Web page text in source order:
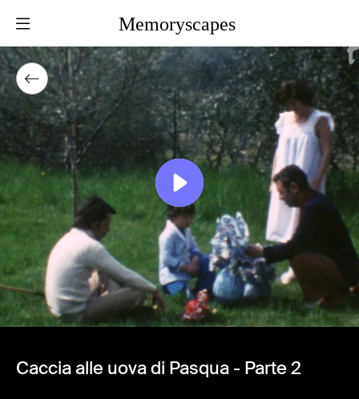
Memoryscapes
Caccia alle uova di Pasqua - Parte 2